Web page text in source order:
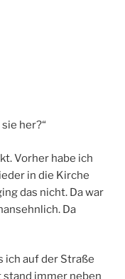
her?“
Vorher habe ich
in die Kirche
das nicht. Da war
Da
ich auf der Straße
stand immer neben